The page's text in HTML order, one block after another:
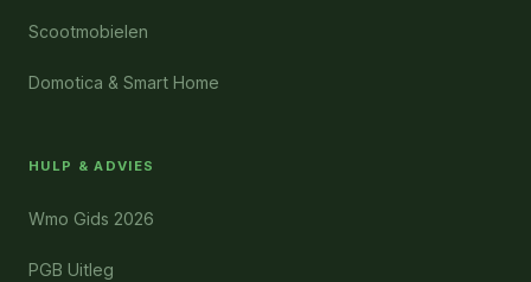
Scootmobielen
Domotica & Smart Home
HULP & ADVIES
Wmo Gids 2026
PGB Uitleg